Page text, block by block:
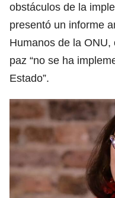
obstáculos de la
presentó un informe
Humanos de la
paz “no se ha
Estado”.